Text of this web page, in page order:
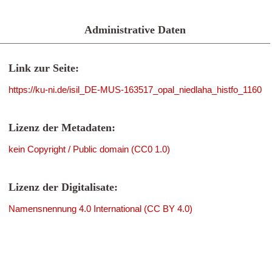
Administrative Daten
Link zur Seite:
https://ku-ni.de/isil_DE-MUS-163517_opal_niedlaha_histfo_1160
Lizenz der Metadaten:
kein Copyright / Public domain (CC0 1.0)
Lizenz der Digitalisate:
Namensnennung 4.0 International (CC BY 4.0)